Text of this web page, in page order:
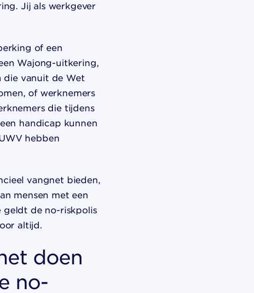
Jij als werkgever
of een
Wajong-uitkering,
die vanuit de Wet
of werknemers
die tijdens
handicap kunnen
hebben
vangnet bieden,
mensen met een
geldt de no-riskpolis
altijd.
doen
no-